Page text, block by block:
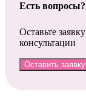
Есть вопросы?
Оставьте
консультации
Оставить заявку